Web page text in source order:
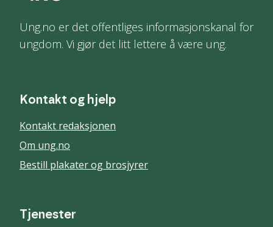
Ung.no er det offentliges informasjonskanal for
ungdom. Vi gjør det litt lettere å være ung.
Kontakt og hjelp
Kontakt redaksjonen
Om ung.no
Bestill plakater og brosjyrer
Tjenester